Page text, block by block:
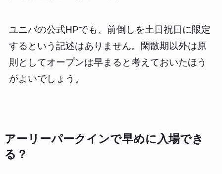
ユニバの公式HPでも、前倒しを土日祝日に限定
するという記述はありません。閑散期以外は原
則としてオープンは早まると考えておいたほう
がよいでしょう。
アーリーパークインで早めに入場でき
る？